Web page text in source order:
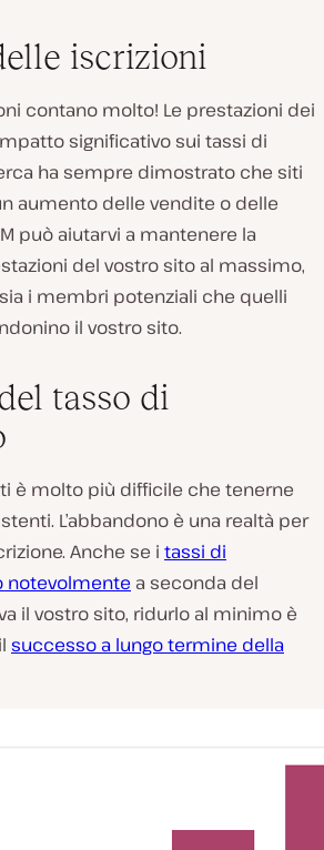
i
v
i
d
e
iscrizioni
contano molto! Le prestazioni dei
significativo sui tassi di
ha sempre dimostrato che siti
aumento delle vendite o delle
può aiutarvi a mantenere la
del vostro sito al massimo,
i membri potenziali che quelli
il vostro sito.
tasso di
è molto più difficile che tenerne
L’abbandono è una realtà per
Anche se i tassi di
notevolmente a seconda del
il vostro sito, ridurlo al minimo è
successo a lungo termine della